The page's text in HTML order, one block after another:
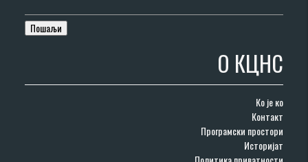
О КЦНС
Ко је ко
Контакт
Програмски простори
Историјат